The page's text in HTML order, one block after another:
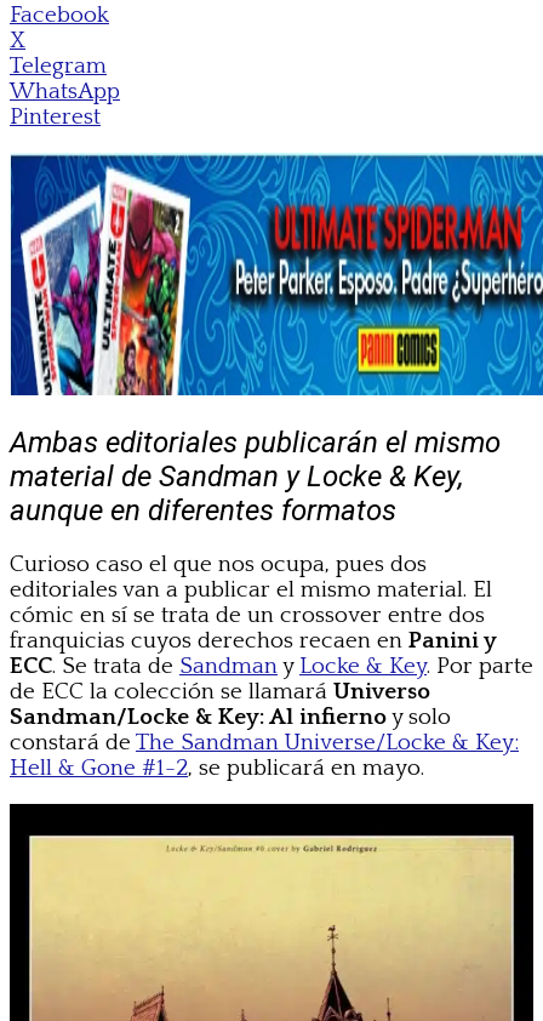
Facebook
X
Telegram
WhatsApp
Pinterest
Ambas editoriales publicarán el mismo
material de Sandman y Locke & Key,
aunque en diferentes formatos
Curioso caso el que nos ocupa, pues dos
editoriales van a publicar el mismo material. El
cómic en sí se trata de un crossover entre dos
franquicias cuyos derechos recaen en Panini y
ECC. Se trata de Sandmany Locke & Key. Por parte
de ECC la colección se llamará Universo
Sandman/Locke & Key: Al infiernoy solo
constará de The Sandman Universe/Locke & Key:
Hell & Gone #1-2, se publicará en mayo.